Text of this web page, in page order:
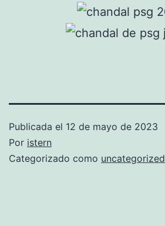
Publicada el 12 de mayo de 2023
Por istern
Categorizado como uncategorized